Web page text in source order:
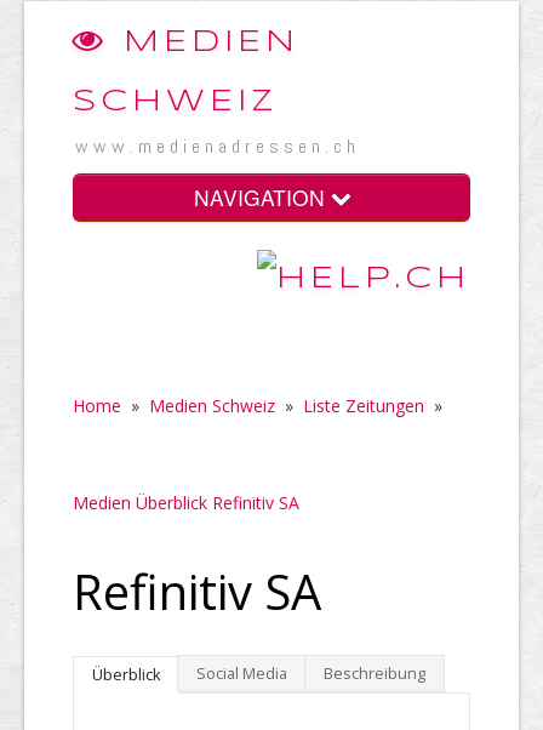
MEDIEN
SCHWEIZ
www.medienadressen.ch
NAVIGATION
Home » Medien Schweiz » Liste Zeitungen »
Medien Überblick Refinitiv SA
Refinitiv SA
Überblick Social Media Beschreibung